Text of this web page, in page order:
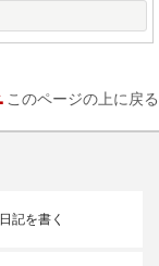
このページの上に戻る
日記を書く